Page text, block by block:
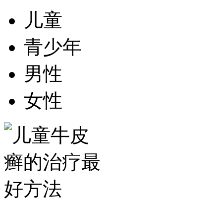
儿童
青少年
男性
女性